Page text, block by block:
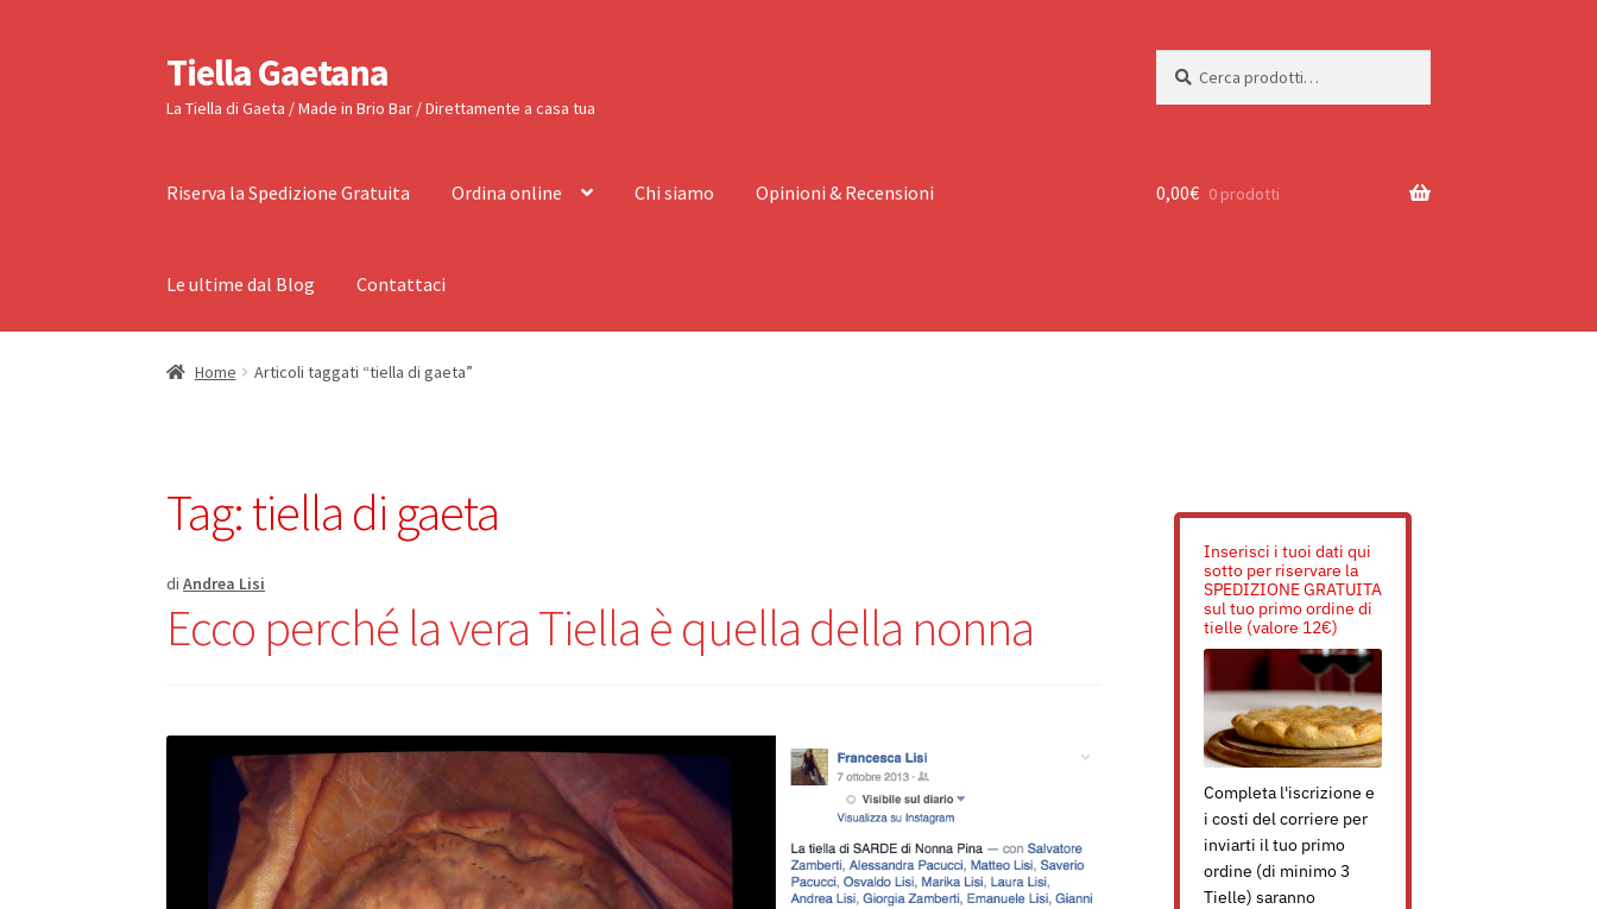
Vai
alla
navigazione
Vai
al
contenuto
Tiella Gaetana
La Tiella di Gaeta / Made in Brio Bar / Direttamente a casa tua
Riserva la Spedizione Gratuita Ordina online Chi siamo Opinioni & Recensioni
Le ultime dal Blog Contattaci
0,00€ 0 prodotti
Home Articoli taggati “tiella di gaeta”
Tag:tiella di gaeta
diAndrea Lisi
Ecco perché la vera Tiella è quella della nonna
Inserisci i tuoi dati qui
sotto per riservare la
SPEDIZIONE GRATUITA
sul tuo primo ordine di
tielle (valore 12€)
Completa l'iscrizione e
i costi del corriere per
inviarti il tuo primo
ordine (di minimo 3
Tielle) saranno